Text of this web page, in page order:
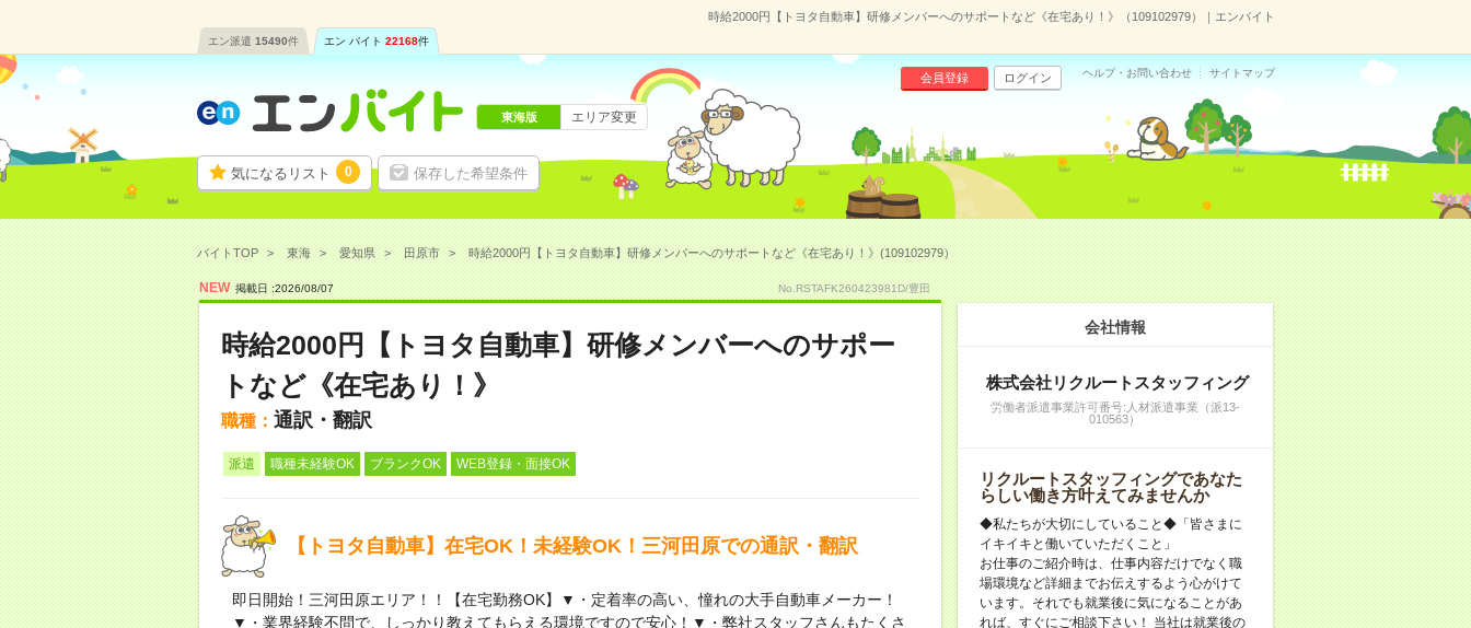
時給2000円【トヨタ自動車】研修メンバーへのサポートなど《在宅あり！》（109102979）｜エンバイト
エン派遣 15490件 エン バイト 22168件
気になるリスト 0 保存した希望条件
会員登録 ログイン ヘルプ・お問い合わせ サイトマップ
東海版 エリア変更
バイトTOP 東海 愛知県 田原市 時給2000円【トヨタ自動車】研修メンバーへのサポートなど《在宅あり！》(109102979）
NEW 掲載日 :2026/08/07 No.RSTAFK260423981D/豊田
時給2000円【トヨタ自動車】研修メンバーへのサポー
トなど《在宅あり！》
職種： 通訳・翻訳
派遣 職種未経験OK ブランクOK WEB登録・面接OK
【トヨタ自動車】在宅OK！未経験OK！三河田原での通訳・翻訳
即日開始！三河田原エリア！！【在宅勤務OK】▼・定着率の高い、憧れの大手自動車メーカー！
▼・業界経験不問で、しっかり教えてもらえる環境ですので安心！▼・弊社スタッフさんもたくさ
会社情報
株式会社リクルートスタッフィング
労働者派遣事業許可番号:人材派遣事業（派13-
010563）
リクルートスタッフィングであなた
らしい働き方叶えてみませんか
◆私たちが大切にしていること◆「皆さまに
イキイキと働いていただくこと」
お仕事のご紹介時は、仕事内容だけでなく職
場環境など詳細までお伝えするよう心がけて
います。それでも就業後に気になることがあ
れば、すぐにご相談下さい！ 当社は就業後の